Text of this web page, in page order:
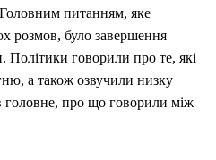
питанням, яке
розмов, було завершення
Політики говорили про те, які
а також озвучили низку
головне, про що говорили між